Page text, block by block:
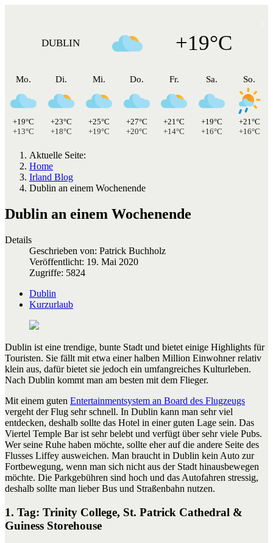
DUBLIN +19°C
Mo.
+19°C
+13°C
Di.
+23°C
+18°C
Mi.
+25°C
+19°C
Do.
+27°C
+20°C
Fr.
+21°C
+14°C
Sa.
+19°C
+16°C
So.
+21°C
+16°C
Aktuelle Seite:
Home
Irland Blog
Dublin an einem Wochenende
Dublin an einem Wochenende
Details
Geschrieben von: Patrick Buchholz
Veröffentlicht: 19. Mai 2020
Zugriffe: 5824
Dublin
Kurzurlaub
Dublin ist eine trendige, bunte Stadt und bietet einige Highlights für
Touristen. Sie fällt mit etwa einer halben Million Einwohner relativ
klein aus, dafür bietet sie jedoch ein umfangreiches Kulturleben.
Nach Dublin kommt man am besten mit dem Flieger.
Mit einem guten Entertainmentsystem an Board des Flugzeugs
vergeht der Flug sehr schnell. In Dublin kann man sehr viel
entdecken, deshalb sollte das Hotel in einer guten Lage sein. Das
Viertel Temple Bar ist sehr belebt und verfügt über sehr viele Pubs.
Wer seine Ruhe haben möchte, sollte eher auf die andere Seite des
Flusses Liffey ausweichen. Man braucht in Dublin kein Auto zur
Fortbewegung, wenn man sich nicht aus der Stadt hinausbewegen
möchte. Die Parkgebühren sind hoch und das Autofahren stressig,
deshalb sollte man lieber Bus und Straßenbahn nutzen.
1. Tag: Trinity College, St. Patrick Cathedral &
Guiness Storehouse